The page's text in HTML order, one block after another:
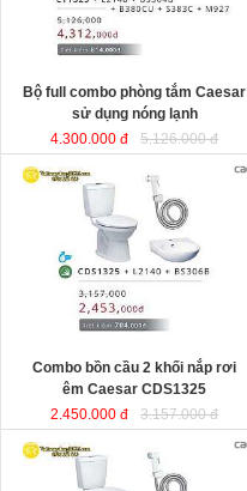
Bộ full combo phòng tắm Caesar
sử dụng nóng lạnh
4.300.000 đ
5.126.000 đ
Combo bồn cầu 2 khối nắp rơi
êm Caesar CDS1325
2.450.000 đ
3.157.000 đ